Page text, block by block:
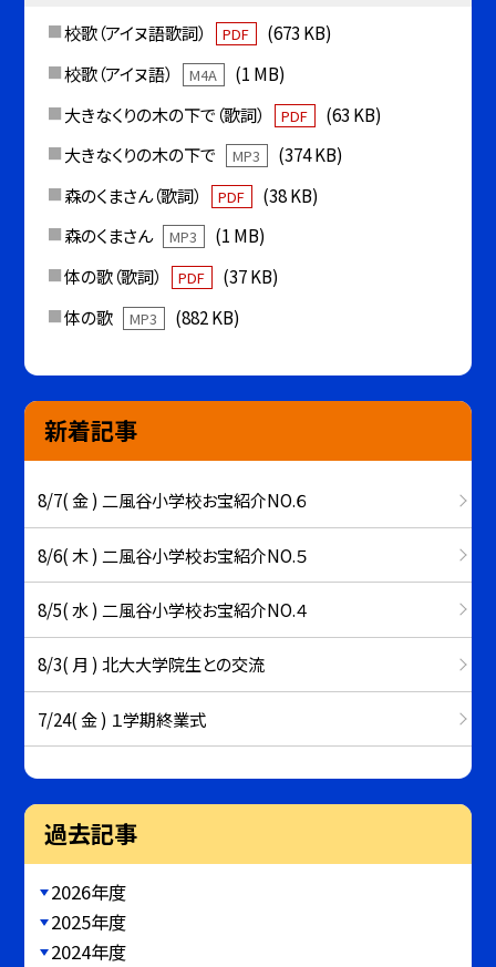
校歌（アイヌ語歌詞） PDF
(673 KB)
校歌（アイヌ語）
M4A
(1 MB)
大きなくりの木の下で（歌詞）
PDF
(63 KB)
大きなくりの木の下で
MP3
(374 KB)
森のくまさん（歌詞）
PDF
(38 KB)
森のくまさん
MP3
(1 MB)
体の歌（歌詞）
PDF
(37 KB)
体の歌
MP3 (882 KB)
新着記事
8/7( 金 ) 二風谷小学校お宝紹介NO.６
8/6( 木 ) 二風谷小学校お宝紹介NO.５
8/5( 水 ) 二風谷小学校お宝紹介NO.４
8/3( 月 ) 北大大学院生との交流
7/24( 金 ) １学期終業式
過去記事
2026年度
2025年度
2024年度